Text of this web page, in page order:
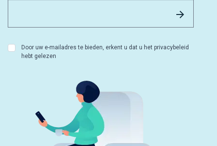
Door uw e-mailadres te bieden, erkent u dat u het privacybeleid
hebt gelezen